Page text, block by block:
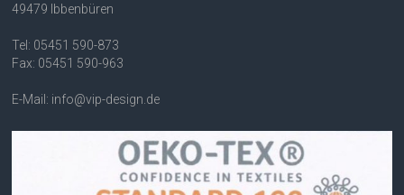
49479 Ibbenbüren
Tel: 05451 590-873
Fax: 05451 590-963
E-Mail: info@vip-design.de